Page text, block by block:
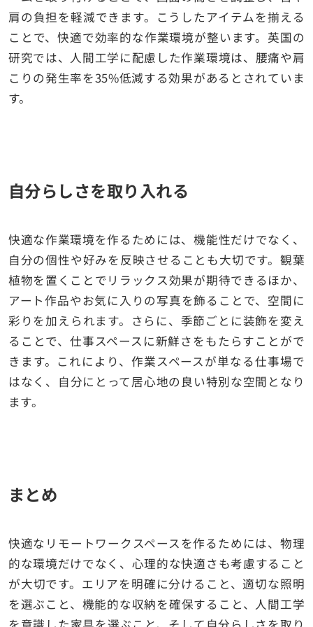
肩の負担を軽減できます。こうしたアイテムを揃える
ことで、快適で効率的な作業環境が整います。英国の
研究では、人間工学に配慮した作業環境は、腰痛や肩
こりの発生率を35%低減する効果があるとされていま
す。
自分らしさを取り入れる
快適な作業環境を作るためには、機能性だけでなく、
自分の個性や好みを反映させることも大切です。観葉
植物を置くことでリラックス効果が期待できるほか、
アート作品やお気に入りの写真を飾ることで、空間に
彩りを加えられます。さらに、季節ごとに装飾を変え
ることで、仕事スペースに新鮮さをもたらすことがで
きます。これにより、作業スペースが単なる仕事場で
はなく、自分にとって居心地の良い特別な空間となり
ます。
まとめ
快適なリモートワークスペースを作るためには、物理
的な環境だけでなく、心理的な快適さも考慮すること
が大切です。エリアを明確に分けること、適切な照明
を選ぶこと、機能的な収納を確保すること、人間工学